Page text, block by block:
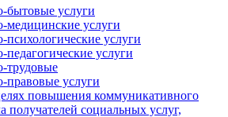
бытовые услуги
медицинские услуги
психологические услуги
услуги
трудовые
правовые услуги
повышения коммуникативного
получателей социальных услуг,